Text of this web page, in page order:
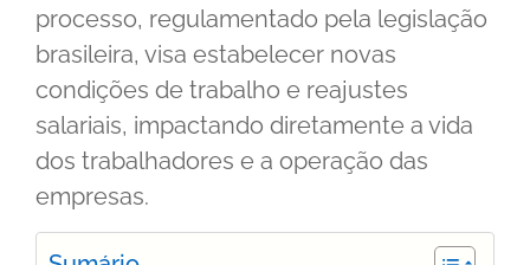
processo, regulamentado pela legislação
brasileira, visa estabelecer novas
condições de trabalho e reajustes
salariais, impactando diretamente a vida
dos trabalhadores e a operação das
empresas.